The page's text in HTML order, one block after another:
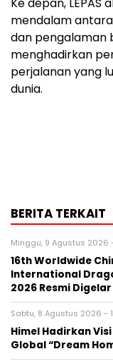
Ke depan,
mendalam
dan pengalaman
menghadirkan
perjalanan yang
dunia.
BERITA TERKAIT
Minggu, 9 Agustus 2026
16th Worldwide
International
2026 Resmi Digelar
Sabtu, 8 Agustus 2026 -
Himel Hadirkan
Global “Dream